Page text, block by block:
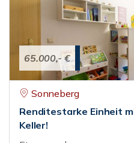
65.000,- €
Sonneberg
Renditestarke Einheit
Keller!